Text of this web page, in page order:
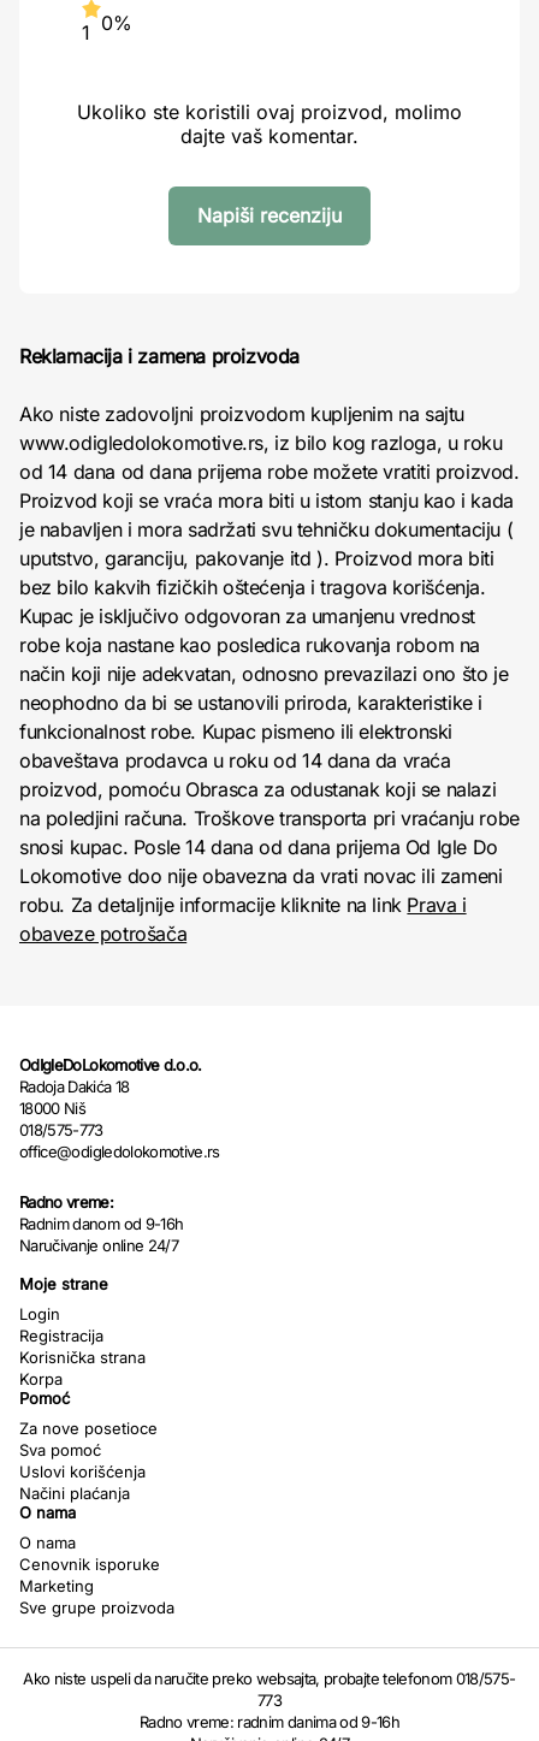
1 0%
Ukoliko ste koristili ovaj proizvod, molimo
dajte vaš komentar.
Napiši recenziju
Reklamacija i zamena proizvoda
Ako niste zadovoljni proizvodom kupljenim na sajtu
www.odigledolokomotive.rs, iz bilo kog razloga, u roku
od 14 dana od dana prijema robe možete vratiti proizvod.
Proizvod koji se vraća mora biti u istom stanju kao i kada
je nabavljen i mora sadržati svu tehničku dokumentaciju (
uputstvo, garanciju, pakovanje itd ). Proizvod mora biti
bez bilo kakvih fizičkih oštećenja i tragova korišćenja.
Kupac je isključivo odgovoran za umanjenu vrednost
robe koja nastane kao posledica rukovanja robom na
način koji nije adekvatan, odnosno prevazilazi ono što je
neophodno da bi se ustanovili priroda, karakteristike i
funkcionalnost robe. Kupac pismeno ili elektronski
obaveštava prodavca u roku od 14 dana da vraća
proizvod, pomoću Obrasca za odustanak koji se nalazi
na poledjini računa. Troškove transporta pri vraćanju robe
snosi kupac. Posle 14 dana od dana prijema Od Igle Do
Lokomotive doo nije obavezna da vrati novac ili zameni
robu. Za detaljnije informacije kliknite na link Prava i
obaveze potrošača
OdIgleDoLokomotive d.o.o.
Radoja Dakića 18
18000 Niš
018/575-773
office@odigledolokomotive.rs
Radno vreme:
Radnim danom od 9-16h
Naručivanje online 24/7
Moje strane
Login
Registracija
Korisnička strana
Korpa
Pomoć
Za nove posetioce
Sva pomoć
Uslovi korišćenja
Načini plaćanja
O nama
O nama
Cenovnik isporuke
Marketing
Sve grupe proizvoda
Ako niste uspeli da naručite preko websajta, probajte telefonom 018/575-
773
Radno vreme: radnim danima od 9-16h